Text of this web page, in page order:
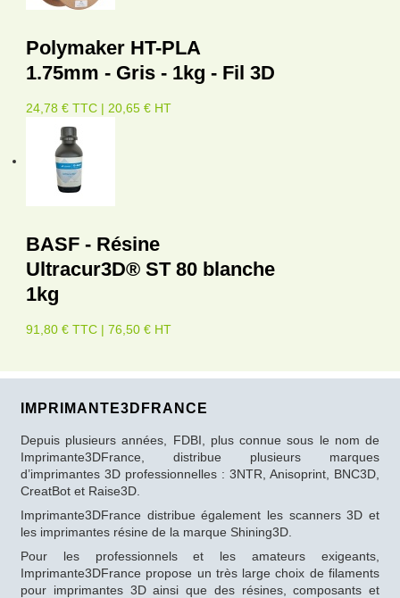
Polymaker HT-PLA
1.75mm - Gris - 1kg - Fil 3D
24,78 € TTC | 20,65 € HT
BASF - Résine
Ultracur3D® ST 80 blanche
1kg
91,80 € TTC | 76,50 € HT
IMPRIMANTE3DFRANCE
Depuis plusieurs années, FDBI, plus connue sous le nom de
Imprimante3DFrance, distribue plusieurs marques
d’imprimantes 3D professionnelles : 3NTR, Anisoprint, BNC3D,
CreatBot et Raise3D.
Imprimante3DFrance distribue également les scanners 3D et
les imprimantes résine de la marque Shining3D.
Pour les professionnels et les amateurs exigeants,
Imprimante3DFrance propose un très large choix de filaments
pour imprimantes 3D ainsi que des résines, composants et